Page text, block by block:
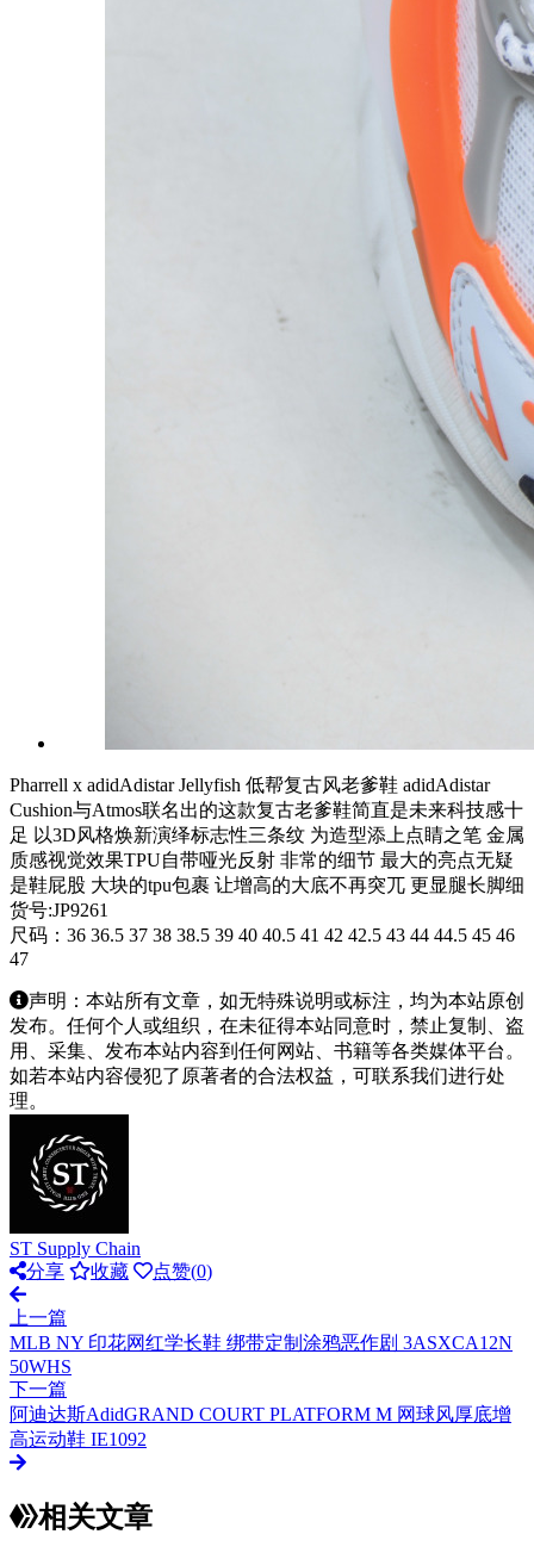
Pharrell x adidAdistar Jellyfish 低帮复古风老爹鞋 adidAdistar
Cushion与Atmos联名出的这款复古老爹鞋简直是未来科技感十
足 以3D风格焕新演绎标志性三条纹 为造型添上点睛之笔 金属
质感视觉效果TPU自带哑光反射 非常的细节 最大的亮点无疑
是鞋屁股 大块的tpu包裹 让增高的大底不再突兀 更显腿长脚细
货号:JP9261
尺码：36 36.5 37 38 38.5 39 40 40.5 41 42 42.5 43 44 44.5 45 46
47
声明：本站所有文章，如无特殊说明或标注，均为本站原创
发布。任何个人或组织，在未征得本站同意时，禁止复制、盗
用、采集、发布本站内容到任何网站、书籍等各类媒体平台。
如若本站内容侵犯了原著者的合法权益，可联系我们进行处
理。
ST Supply Chain
分享
收藏 点赞(0)
上一篇
MLB NY 印花网红学长鞋 绑带定制涂鸦恶作剧 3ASXCA12N
50WHS
下一篇
阿迪达斯AdidGRAND COURT PLATFORM M 网球风厚底增
高运动鞋 IE1092
相关文章